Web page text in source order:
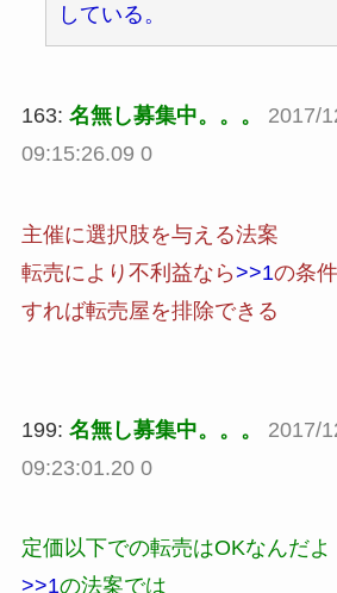
している。
163: 名無し募集中。。。
2017/
09:15:26.09 0
主催に選択肢を与える法案
転売により不利益なら>>1の条
すれば転売屋を排除できる
199: 名無し募集中。。。
2017/
09:23:01.20 0
定価以下での転売はOKなんだよ
>>1の法案では